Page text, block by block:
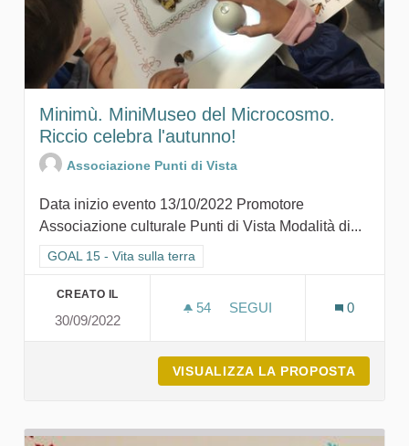
Minimù. MiniMuseo del Microcosmo.
Riccio celebra l'autunno!
Associazione Punti di Vista
Data inizio evento 13/10/2022 Promotore
Associazione culturale Punti di Vista Modalità di...
Filtra i risultati per categoria: GOAL 15 - Vita sulla terra
GOAL 15 - Vita sulla terra
CREATO IL
30/09/2022
54 54 SOSTENITORI
SEGUI
0
VISUALIZZA LA PROPOSTA